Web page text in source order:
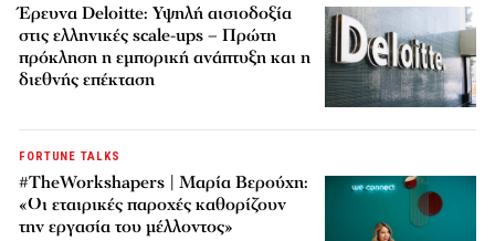
Έρευνα Deloitte: Υψηλή αισιοδοξία
στις ελληνικές scale-ups – Πρώτη
πρόκληση η εμπορική ανάπτυξη και η
διεθνής επέκταση
FORTUNE TALKS
#TheWorkshapers | Μαρία Βερούχη:
«Οι εταιρικές παροχές καθορίζουν
την εργασία του μέλλοντος»